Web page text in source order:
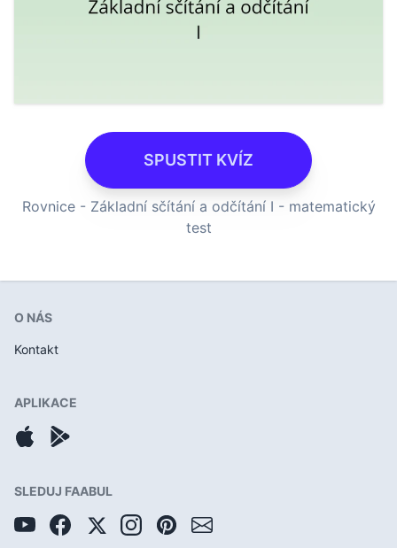
SPUSTIT KVÍZ
Rovnice - Základní sčítání a odčítání I - matematický
test
O NÁS
Kontakt
APLIKACE
SLEDUJ FAABUL